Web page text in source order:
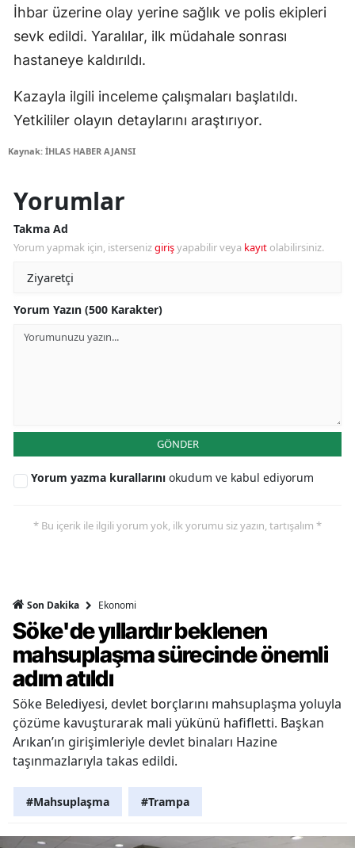
İhbar üzerine olay yerine sağlık ve polis ekipleri
sevk edildi. Yaralılar, ilk müdahale sonrası
hastaneye kaldırıldı.
Kazayla ilgili inceleme çalışmaları başlatıldı.
Yetkililer olayın detaylarını araştırıyor.
Kaynak: İHLAS HABER AJANSI
Yorumlar
Takma Ad
Yorum yapmak için, istersenizgirişyapabilir veya kayıt olabilirsiniz.
Yorum Yazın (500 Karakter)
GÖNDER
Yorum yazma kurallarını okudum ve kabul ediyorum
* Bu içerik ile ilgili yorum yok, ilk yorumu siz yazın, tartışalım *
Son Dakika Ekonomi
Söke'de yıllardır beklenen
mahsuplaşma sürecinde önemli
adım atıldı
Söke Belediyesi, devlet borçlarını mahsuplaşma yoluyla
çözüme kavuşturarak mali yükünü hafifletti. Başkan
Arıkan’ın girişimleriyle devlet binaları Hazine
taşınmazlarıyla takas edildi.
#Mahsuplaşma #Trampa